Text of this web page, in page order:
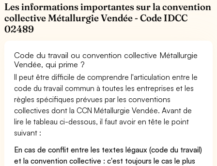
Les informations importantes sur la convention
collective Métallurgie Vendée - Code IDCC
02489
Code du travail ou convention collective Métallurgie
Vendée, qui prime ?
Il peut être difficile de comprendre l'articulation entre le
code du travail commun à toutes les entreprises et les
règles spécifiques prévues par les conventions
collectives dont la CCN Métallurgie Vendée. Avant de
lire le tableau ci-dessous, il faut avoir en tête le point
suivant :
En cas de conflit entre les textes légaux (code du travail)
et la convention collective : c'est toujours le cas le plus